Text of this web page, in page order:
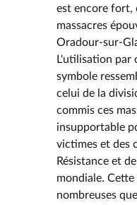
est encore fort,
massacres
Oradour-sur-
L'utilisation par
symbole
celui de la
commis ces
insupportable
victimes et des
Résistance et
mondiale.
nombreuses